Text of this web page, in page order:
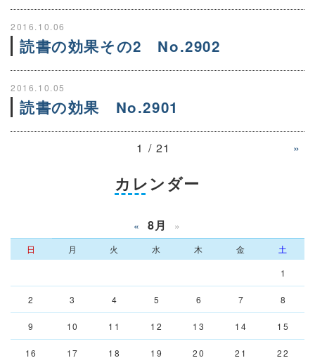
2016.10.06
読書の効果その2 No.2902
2016.10.05
読書の効果 No.2901
1 / 21 »
カレンダー
« 8月 »
日 月 火 水 木 金
土
1
2 3 4 5 6 7 8
9 10 11 12 13 14 15
16 17 18 19 20 21 22